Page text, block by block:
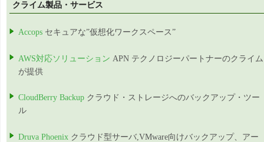
クライム製品・サービス
Accops セキュアな”仮想化ワークスペース”
AWS対応ソリューション APN テクノロジーパートナーのクライム
が提供
CloudBerry Backup クラウド・ストレージへのバックアップ・ツー
ル
Druva Phoenix クラウド型サーバ,VMware向けバックアップ、アー